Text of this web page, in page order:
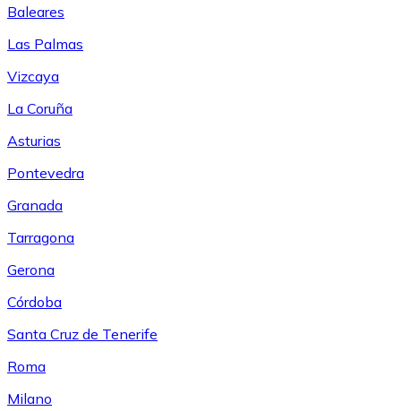
Baleares
Las Palmas
Vizcaya
La Coruña
Asturias
Pontevedra
Granada
Tarragona
Gerona
Córdoba
Santa Cruz de Tenerife
Roma
Milano